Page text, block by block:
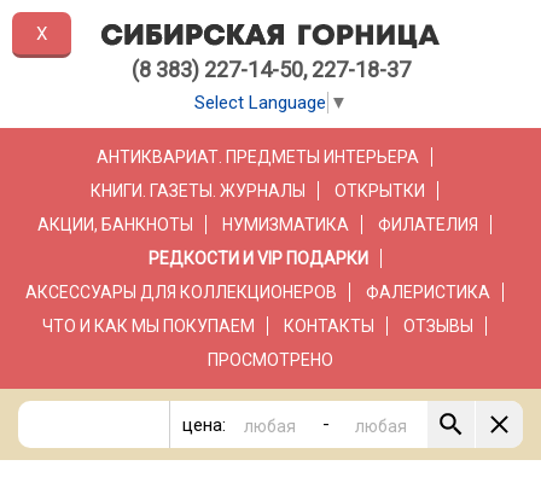
(8 383) 227-14-50, 227-18-37
Select Language ▼
АНТИКВАРИАТ. ПРЕДМЕТЫ ИНТЕРЬЕРА
КНИГИ. ГАЗЕТЫ. ЖУРНАЛЫ
ОТКРЫТКИ
АКЦИИ, БАНКНОТЫ
НУМИЗМАТИКА
ФИЛАТЕЛИЯ
РЕДКОСТИ И VIP ПОДАРКИ
АКСЕССУАРЫ ДЛЯ КОЛЛЕКЦИОНЕРОВ
ФАЛЕРИСТИКА
ЧТО И КАК МЫ ПОКУПАЕМ
КОНТАКТЫ
ОТЗЫВЫ
ПРОСМОТРЕНО
цена: -
X